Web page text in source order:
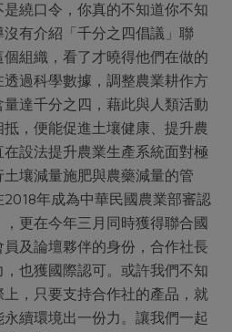
地區活動
繞口令，你真的不知道你不知
有介紹「千分之四倡議」聯
組織，看了才曉得他們在做的
過科學數據，調整農業耕作方
達千分之四，藉此與人類活動
，便能促進土壤健康、提升農
設法提升農業生產系統面對極
壤減量施肥與農藥減量的管
年成為中華民國農業部審認
，更在今年三月同時獲得聯合國
員及論壇夥伴的身份，合作社長
也獲國際認可。或許我們不知
，只要支持合作社的產品，就
續環境出一份力。讓我們一起